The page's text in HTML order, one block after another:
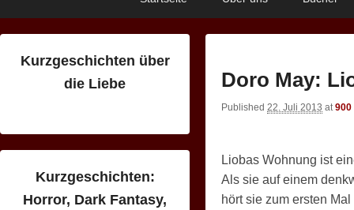
Doro May:
Published 22. Juli 2013 at 900
Liobas Wohnung ist
Als sie auf einem
hört sie zum ersten
Kurzgeschichten über
die Liebe
Kurzgeschichten:
Horror, Dark Fantasy,